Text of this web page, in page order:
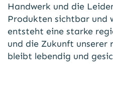
Handwerk und die
Produkten sichtbar und
entsteht eine starke
und die Zukunft unserer
bleibt lebendig und